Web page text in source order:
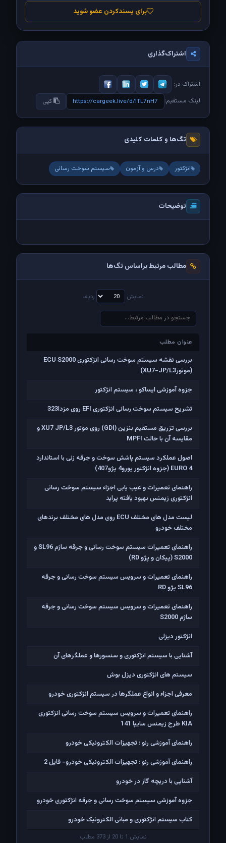
برای پسندکردن عضو شوید
اشتراک‌گذاری
اشتراک در:
لینک مستقیم: https://cargeek.live/d/lTL7nH7 کپی
تگ‌ها و کلمات کلیدی
انژکتور درس و آزمون سیستم سوخت رسانی
توضیحات
مطالب مرتبط براساس تگ‌ها
نمایش ردیف
عنوان مطلب
عنوان مطلب
بررسی نقشه سیستم سوخت رسانی انژکتوری ECU S2000
(موتورXU7-JP/L3)
جزوه آموزشی ایساکو ، سیستم انژکتور
تشریح سیستم سوخت رسانی انژکتوری EFI روی مزدا323
بررسی تزریق مستقیم بنزین (GDI) روی موتور XU7 JP/L3 و
مقایسه آن با حالت MPFI
اصول عملکرد سیستم پاشش سوخت و جرقه زنی با استاندارد
EURO 4 (جزوه انژکتور یورو4 پژو407)
راهنمای تعمیرات و عیب یابی اجزاء سیستم سوخت رسانی
انژکتوری زیمنس بهبود یافته پراید
لیست مدل های مختلف ECU روی مدل های مختلف برندهای
مختلف خودرو
راهنمای تعمیرات سیستم سوخت رسانی و جرقه ساژم SL96 و
S2000 (پیکان و پژو RD)
راهنمای تعمیرات و سرویس سیستم سوخت رسانی و جرقه
SL96 پژو RD
راهنمای تعمیرات و سرویس سیستم سوخت رسانی و جرقه
ساژم S2000
انژکتور دیزلی
آشنایی با سیستم انژکتوری و سنسورها و عملگرهای آن
سیستم های انژکتوری دیزل بوش
معرفی اجزاء و انواع عملگرها در سیستم انژکتوری خودرو
راهنمای تعمیرات و سرویس سیستم سوخت رسانی انژکتوری
KIA طرح زیمنس سایپا 141
راهنمای آموزشی رنو : تجهیزات الکترونیکی خودرو
راهنمای آموزشی رنو : تجهیزات الکترونیکی خودرو- فایل 2
آشنایی با دریچه گاز در خودرو
جزوه آموزشی سیستم سوخت رسانی و جرقه انژکتوری خودرو
کتاب سیستم انژکتوری و مبانی الکترونیک خودرو
نمایش 1 تا 20 از 373 مطلب